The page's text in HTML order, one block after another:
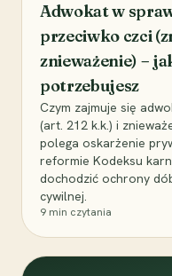
Adwokat w
przeciwko czci
znieważenie) –
potrzebujesz
Czym zajmuje się
(art. 212 k.k.) i
polega oskarżenie
reformie Kodeksu
dochodzić ochrony
cywilnej.
9 min czytania